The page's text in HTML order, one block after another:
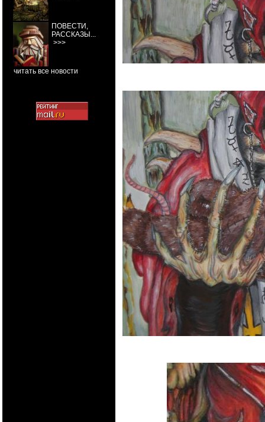
ПОВЕСТИ,
РАССКАЗЫ...
>>>
читать все новости